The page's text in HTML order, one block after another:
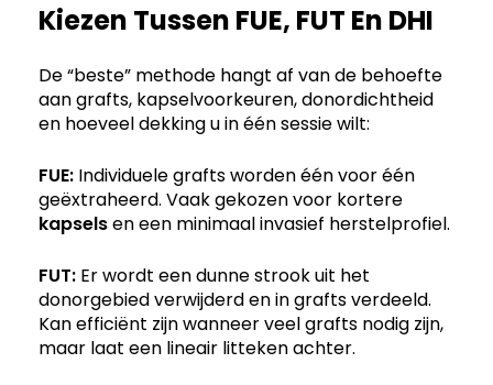
Kiezen Tussen FUE, FUT En DHI
De “beste” methode hangt af van de behoefte
aan grafts, kapselvoorkeuren, donordichtheid
en hoeveel dekking u in één sessie wilt:
FUE: Individuele grafts worden één voor één
geëxtraheerd. Vaak gekozen voor kortere
kapselsen een minimaal invasief herstelprofiel.
FUT: Er wordt een dunne strook uit het
donorgebied verwijderd en in grafts verdeeld.
Kan efficiënt zijn wanneer veel grafts nodig zijn,
maar laat een lineair litteken achter.